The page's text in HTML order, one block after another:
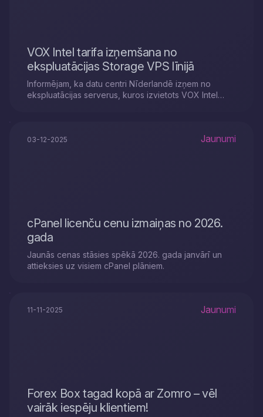
VOX Intel tarifa izņemšana no
ekspluatācijas Storage VPS līnijā
Informējam, ka datu centri Nīderlandē izņem no
ekspluatācijas serverus, kuros izvietots VOX Intel
03-12-2025 Jaunumi
cPanel licenču cenu izmaiņas no 2026.
gada
Jaunās cenas stāsies spēkā 2026. gada janvārī un
attieksies uz visiem cPanel plāniem.
11-11-2025 Jaunumi
Forex Box tagad kopā ar Zomro – vēl
vairāk iespēju klientiem!